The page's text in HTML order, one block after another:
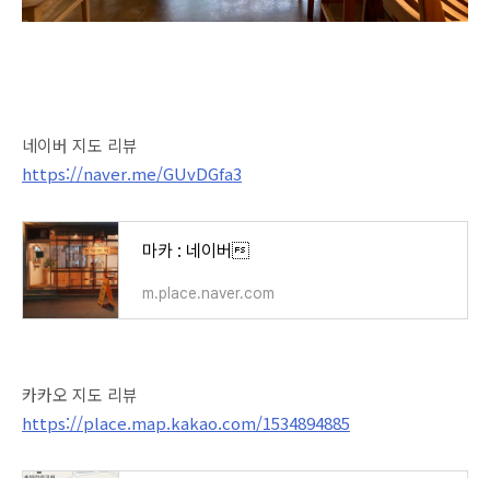
네이버 지도 리뷰
https://naver.me/GUvDGfa3
마카 : 네이버
m.place.naver.com
카카오 지도 리뷰
https://place.map.kakao.com/1534894885